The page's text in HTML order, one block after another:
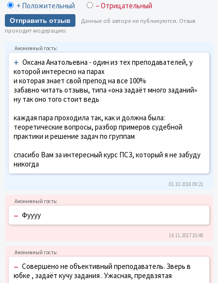
+ Положительный – Отрицательный
Отправить отзыв
Данные об авторе не публикуются. Отзыв
проходит модерацию.
+ Оксана Анатольевна - один из тех преподавателей, у
которой интересно на парах
и которая знает свой препод на все 100%
забавно читать отзывы, типа «она задаёт много заданий»
ну так оно того стоит ведь
каждая пара проходила так, как и должна была:
теоретические вопросы, разбор примеров судебной
практики и решение задач по группам
спасибо Вам за интересный курс ПСЗ, который я не забуду
никогда
01.10.2018 09:21
– Фуууу
14.11.2017 10:48
– Совершено не объективный преподаватель. Зверь в
юбке , задаёт кучу задания . Ужасная, предвзятая